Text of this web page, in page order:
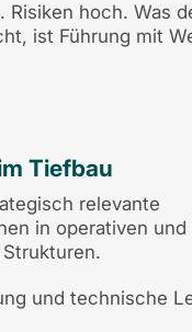
Risiken hoch. Was
ist Führung mit
Tiefbau
relevante
in operativen und
und technische